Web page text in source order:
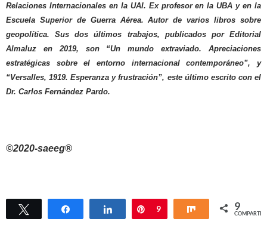
Relaciones Internacionales en la UAI. Ex profesor en la UBA y en la
Escuela Superior de Guerra Aérea. Autor de varios libros sobre
geopolítica. Sus dos últimos trabajos, publicados por Editorial
Almaluz en 2019, son “Un mundo extraviado. Apreciaciones
estratégicas sobre el entorno internacional contemporáneo”, y
“Versalles, 1919. Esperanza y frustración”, este último escrito con el
Dr. Carlos Fernández Pardo.
©2020-saeeg®
Twittear Compartir CompartirPin
9 Compartir
9
COMPARTIR